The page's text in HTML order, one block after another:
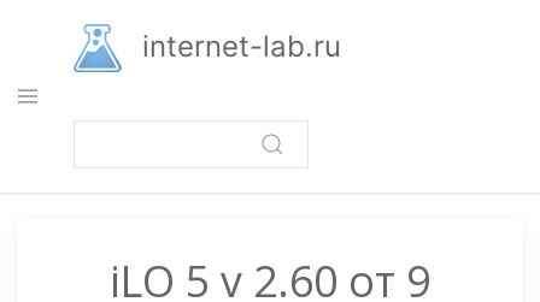
основному
содержанию
internet-lab.ru
iLO 5 v 2.60 от 9